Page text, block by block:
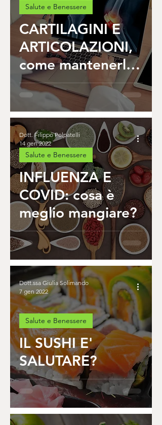
CARTILAGINI E
ARTICOLAZIONI,
come mantenerle
sane e in salute?
Salute e Benessere
INFLUENZA E
COVID: cosa è
meglio mangiare?
Salute e Benessere
Dott. Filippo Polpatelli
14 gen 2022
IL SUSHI E'
SALUTARE?
Salute e Benessere
Dott.ssa Giulia Solimando
7 gen 2022